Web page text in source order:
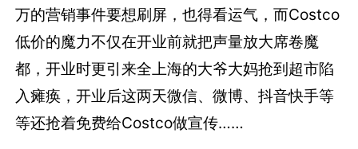
万的营销事件要想刷屏，也得看运气，而Costco
低价的魔力不仅在开业前就把声量放大席卷魔
都，开业时更引来全上海的大爷大妈抢到超市陷
入瘫痪，开业后这两天微信、微博、抖音快手等
等还抢着免费给Costco做宣传……